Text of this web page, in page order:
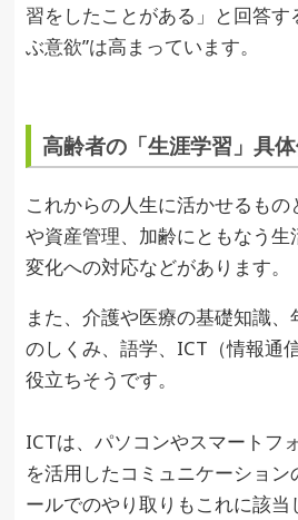
習をしたことがある」と回答す
ぶ意欲”は高まっています。
高齢者の「生涯学習」具
これからの人生に活かせるも
や資産管理、加齢にともなう
変化への対応などがあります。
また、介護や医療の基礎知識
のしくみ、語学、ICT（情報通
役立ちそうです。
ICTは、パソコンやスマートフ
を活用したコミュニケーション
ールでのやり取りもこれに該